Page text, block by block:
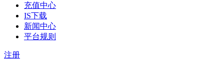
充值中心
IS下载
新闻中心
平台规则
注册